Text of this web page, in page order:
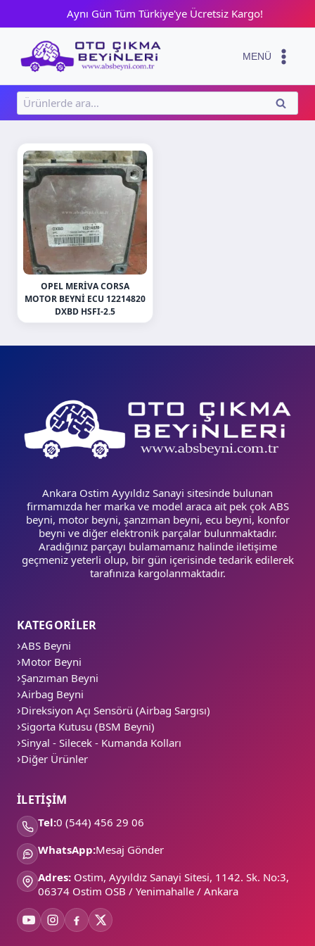
content
Aynı Gün Tüm Türkiye'ye Ücretsiz Kargo!
MENÜ
Ara:
ARA
OPEL MERIVA CORSA
MOTOR BEYNI ECU 12214820
DXBD HSFI-2.5
Ankara Ostim Ayyıldız Sanayi sitesinde bulunan
firmamızda her marka ve model araca ait pek çok ABS
beyni, motor beyni, şanzıman beyni, ecu beyni, konfor
beyni ve diğer elektronik parçalar bulunmaktadır.
Aradığınız parçayı bulamamanız halinde iletişime
geçmeniz yeterli olup, bir gün içerisinde tedarik edilerek
tarafınıza kargolanmaktadır.
KATEGORİLER
ABS Beyni
Motor Beyni
Şanzıman Beyni
Airbag Beyni
Direksiyon Açı Sensörü (Airbag Sargısı)
Sigorta Kutusu (BSM Beyni)
Sinyal - Silecek - Kumanda Kolları
Diğer Ürünler
İLETİŞİM
Tel:0 (544) 456 29 06
WhatsApp:Mesaj Gönder
Adres: Ostim, Ayyıldız Sanayi Sitesi, 1142. Sk. No:3,
06374 Ostim OSB / Yenimahalle / Ankara